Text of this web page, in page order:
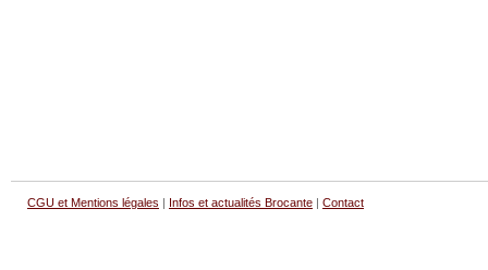
CGU et Mentions légales | Infos et actualités Brocante | Contact